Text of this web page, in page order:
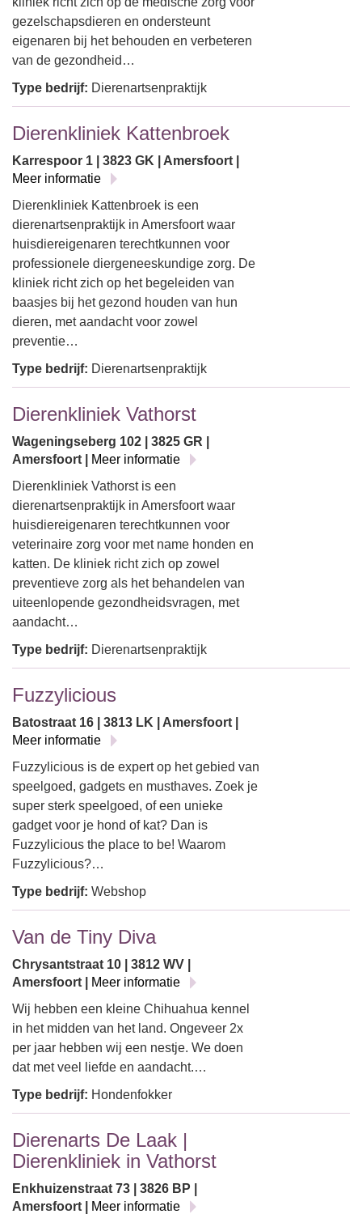
gezelschapsdieren en ondersteunt
eigenaren bij het behouden en verbeteren
van de gezondheid…
Type bedrijf: Dierenartsenpraktijk
Dierenkliniek Kattenbroek
Karrespoor 1 | 3823 GK | Amersfoort |
Meer informatie
Dierenkliniek Kattenbroek is een
dierenartsenpraktijk in Amersfoort waar
huisdiereigenaren terechtkunnen voor
professionele diergeneeskundige zorg. De
kliniek richt zich op het begeleiden van
baasjes bij het gezond houden van hun
dieren, met aandacht voor zowel
preventie…
Type bedrijf: Dierenartsenpraktijk
Dierenkliniek Vathorst
Wageningseberg 102 | 3825 GR |
Amersfoort |
Meer informatie
Dierenkliniek Vathorst is een
dierenartsenpraktijk in Amersfoort waar
huisdiereigenaren terechtkunnen voor
veterinaire zorg voor met name honden en
katten. De kliniek richt zich op zowel
preventieve zorg als het behandelen van
uiteenlopende gezondheidsvragen, met
aandacht…
Type bedrijf: Dierenartsenpraktijk
Fuzzylicious
Batostraat 16 | 3813 LK | Amersfoort |
Meer informatie
Fuzzylicious is de expert op het gebied van
speelgoed, gadgets en musthaves. Zoek je
super sterk speelgoed, of een unieke
gadget voor je hond of kat? Dan is
Fuzzylicious the place to be! Waarom
Fuzzylicious?…
Type bedrijf: Webshop
Van de Tiny Diva
Chrysantstraat 10 | 3812 WV |
Amersfoort |
Meer informatie
Wij hebben een kleine Chihuahua kennel
in het midden van het land. Ongeveer 2x
per jaar hebben wij een nestje. We doen
dat met veel liefde en aandacht.…
Type bedrijf: Hondenfokker
Dierenarts De Laak |
Dierenkliniek in Vathorst
Enkhuizenstraat 73 | 3826 BP |
Amersfoort |
Meer informatie